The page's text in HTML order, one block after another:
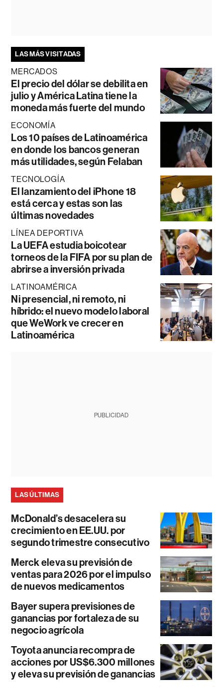
LAS MÁS VISITADAS
MERCADOS
El precio del dólar se debilita en
julio y América Latina tiene la
moneda más fuerte del mundo
ECONOMÍA
Los 10 países de Latinoamérica
en donde los bancos generan
más utilidades, según Felaban
TECNOLOGÍA
El lanzamiento del iPhone 18
está cerca y estas son las
últimas novedades
LÍNEA DEPORTIVA
La UEFA estudia boicotear
torneos de la FIFA por su plan de
abrirse a inversión privada
LATINOAMÉRICA
Ni presencial, ni remoto, ni
híbrido: el nuevo modelo laboral
que WeWork ve crecer en
Latinoamérica
PUBLICIDAD
LAS ÚLTIMAS
McDonald’s desacelera su
crecimiento en EE.UU. por
segundo trimestre consecutivo
Merck eleva su previsión de
ventas para 2026 por el impulso
de nuevos medicamentos
Bayer supera previsiones de
ganancias por fortaleza de su
negocio agrícola
Toyota anuncia recompra de
acciones por US$6.300 millones
y eleva su previsión de ganancias